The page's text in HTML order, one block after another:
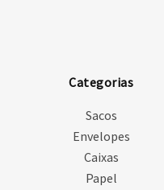
Categorias
Sacos
Envelopes
Caixas
Papel